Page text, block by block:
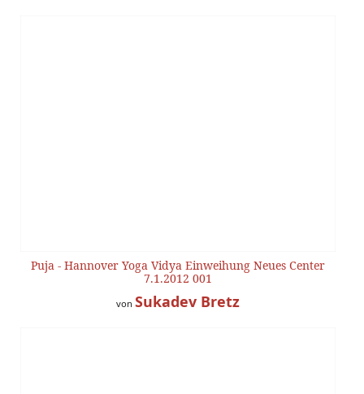
Puja - Hannover Yoga Vidya Einweihung Neues Center
7.1.2012 001
von Sukadev Bretz